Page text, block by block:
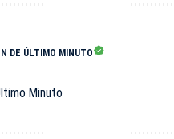
DE ÚLTIMO MINUTO
Minuto